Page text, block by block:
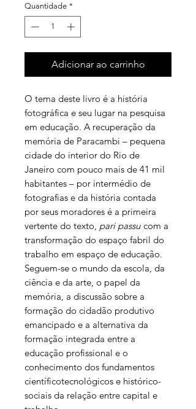
Quantidade *
Adicionar ao carrinho
O tema deste livro é a história
fotográfica e seu lugar na pesquisa
em educação. A recuperação da
memória de Paracambi – pequena
cidade do interior do Rio de
Janeiro com pouco mais de 41 mil
habitantes – por intermédio de
fotografias e da história contada
por seus moradores é a primeira
vertente do texto, pari passu com a
transformação do espaço fabril do
trabalho em espaço de educação.
Seguem-se o mundo da escola, da
ciência e da arte, o papel da
memória, a discussão sobre a
formação do cidadão produtivo
emancipado e a alternativa da
formação integrada entre a
educação profissional e o
conhecimento dos fundamentos
científicotecnológicos e histórico-
sociais da relação entre capital e